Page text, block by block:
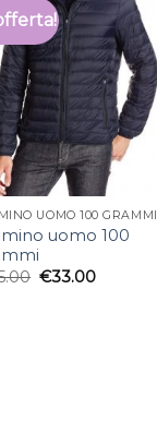
UOMO 100 GRAMMI
uomo 100
€33.00